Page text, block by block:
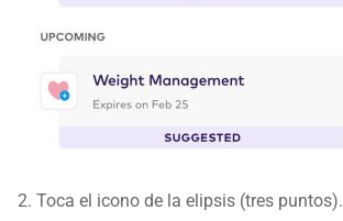
2. Toca el icono de la elipsis (tres puntos).